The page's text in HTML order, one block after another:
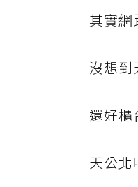
其實
沒想到
還好
天公北